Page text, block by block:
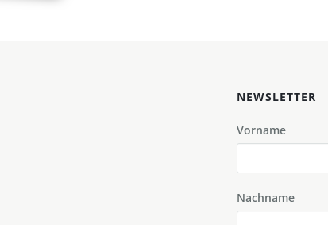
NEWSLETTER
Vorname
Nachname